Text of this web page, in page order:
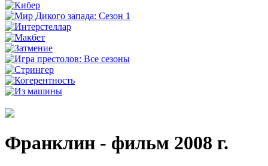
Франклин - фильм 2008 г.